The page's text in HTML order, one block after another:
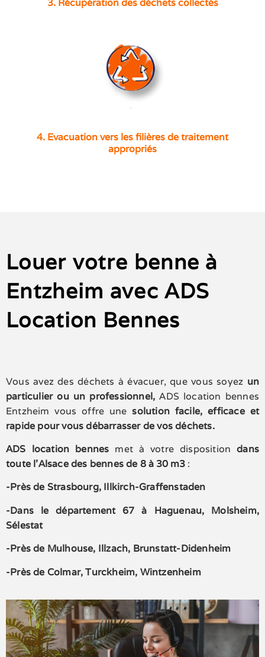
4. Evacuation vers les filières de traitement
appropriés
Louer votre benne à
Entzheim avec ADS
Location Bennes
Vous avez des déchets à évacuer, que vous soyez un
particulier ou un professionnel, ADS location bennes
Entzheim vous offre une solution facile, efficace et
rapide pour vous débarrasser de vos déchets.
ADS location bennes met à votre dispositiondans
toute l’Alsace des bennes de 8 à 30 m3:
-Près de Strasbourg, Illkirch-Graffenstaden
-Dans le département 67 à Haguenau, Molsheim,
Sélestat
-Près de Mulhouse, Illzach, Brunstatt-Didenheim
-Près de Colmar, Turckheim, Wintzenheim